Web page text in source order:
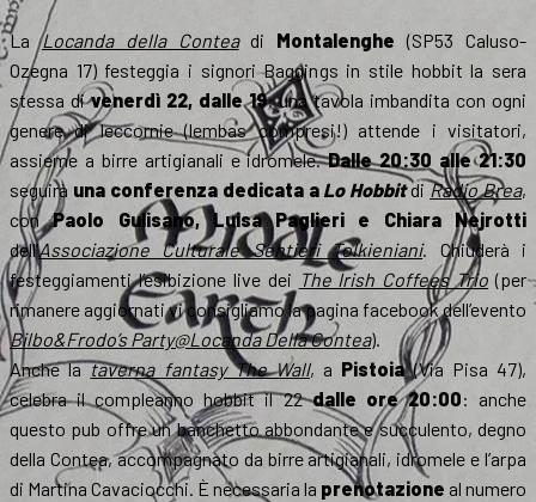
LaLocanda della Conteadi Montalenghe (SP53 Caluso-
Ozegna 17) festeggia i signori Baggings in stile hobbit la sera
stessa divenerdì 22, dalle 19: una tavola imbandita con ogni
genere di leccornie (lembas compresi!) attende i visitatori,
assieme a birre artigianali e idromele.Dalle 20:30 alle 21:30
seguirà una conferenza dedicata a Lo HobbitdiRadio Brea,
conPaolo Gulisano, Luisa Paglieri e Chiara Nejrotti
dell’Associazione Culturale Sentieri Tolkieniani. Chiuderà i
festeggiamenti l’esibizione live dei The Irish Coffees Trio (per
rimanere aggiornati vi consigliamo la pagina facebook dell’evento
Bilbo&Frodo’s Party@Locanda Della Contea).
Anche lataverna fantasy The Wall, a Pistoia(Via Pisa 47),
celebra il compleanno hobbit il 22dalle ore 20:00: anche
questo pub offre un banchetto abbondante e succulento, degno
della Contea, accompagnato da birre artigianali, idromele e l’arpa
di Martina Cavaciocchi. È necessaria la prenotazione al numero